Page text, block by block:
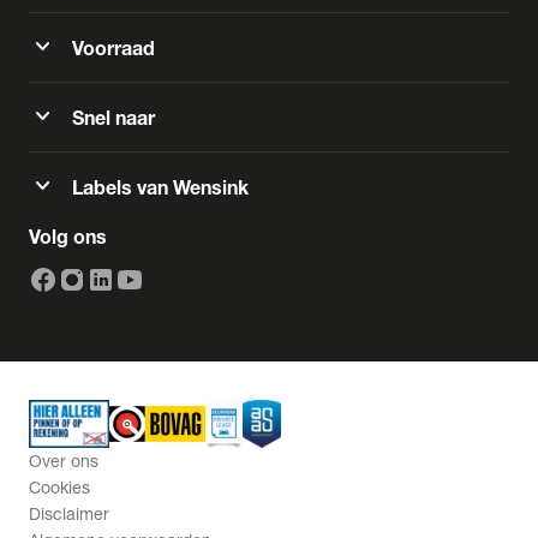
expand_more Voorraad
expand_more Snel naar
expand_more Labels van Wensink
Volg ons
Over ons
Cookies
Disclaimer